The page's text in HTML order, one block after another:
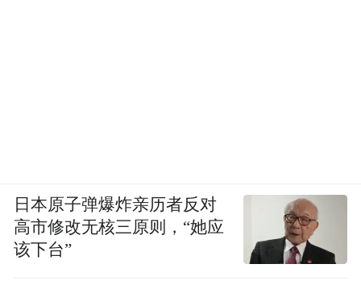
日本原子弹爆炸亲历者反对
高市修改无核三原则，“她应
该下台”